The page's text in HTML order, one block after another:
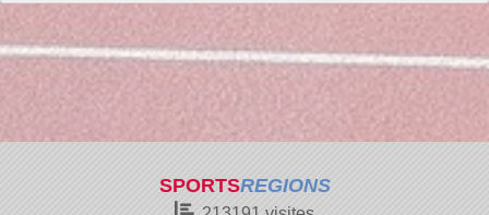
SPORTSREGIONS